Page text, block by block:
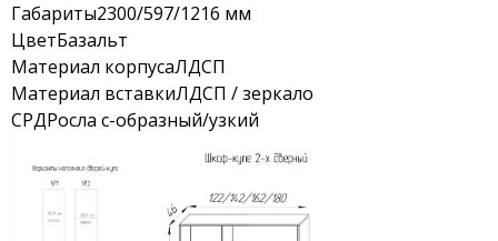
Габариты2300/597/1216 мм
ЦветБазальт
Материал корпусаЛДСП
Материал вставкиЛДСП / зеркало
СРДРосла с-образный/узкий